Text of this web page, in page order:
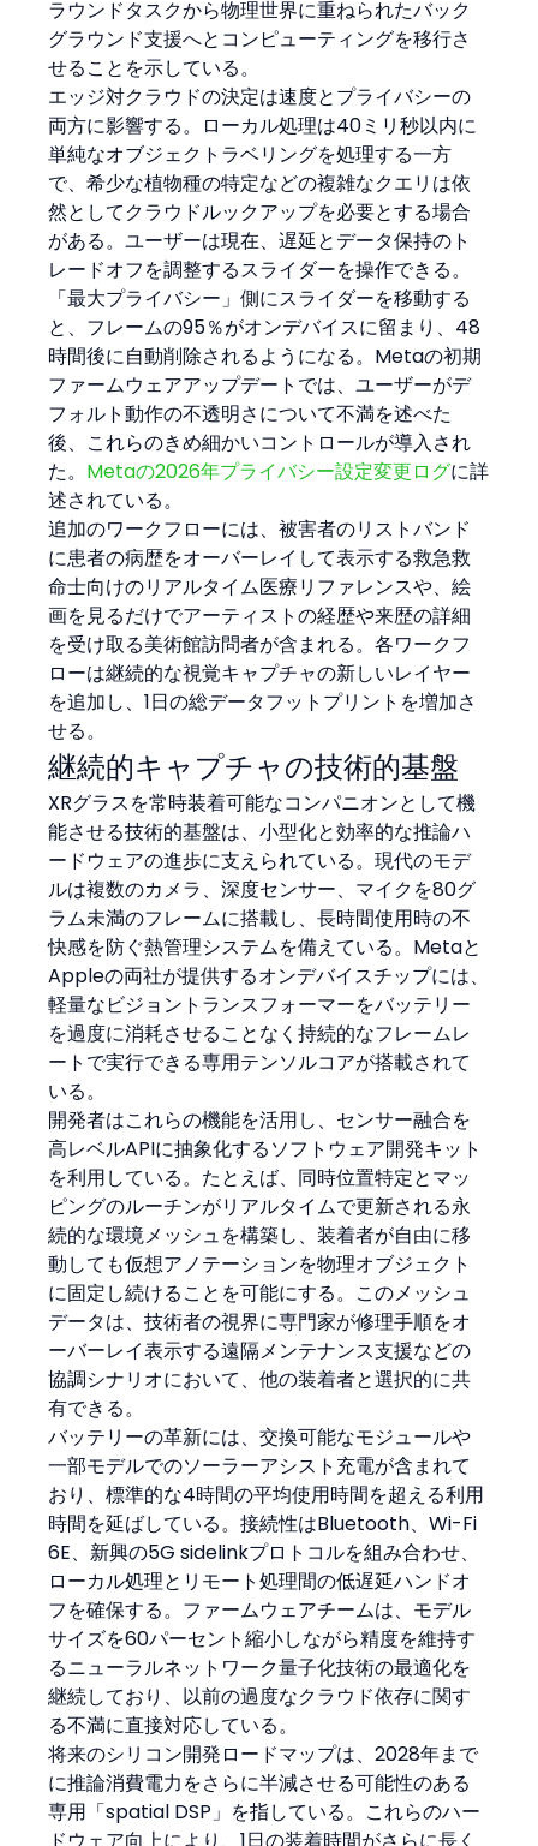
ラウンドタスクから物理世界に重ねられたバック
グラウンド支援へとコンピューティングを移行さ
せることを示している。
エッジ対クラウドの決定は速度とプライバシーの
両方に影響する。ローカル処理は40ミリ秒以内に
単純なオブジェクトラベリングを処理する一方
で、希少な植物種の特定などの複雑なクエリは依
然としてクラウドルックアップを必要とする場合
がある。ユーザーは現在、遅延とデータ保持のト
レードオフを調整するスライダーを操作できる。
「最大プライバシー」側にスライダーを移動する
と、フレームの95％がオンデバイスに留まり、48
時間後に自動削除されるようになる。Metaの初期
ファームウェアアップデートでは、ユーザーがデ
フォルト動作の不透明さについて不満を述べた
後、これらのきめ細かいコントロールが導入され
た。 Metaの2026年プライバシー設定変更ログに詳
述されている。
追加のワークフローには、被害者のリストバンド
に患者の病歴をオーバーレイして表示する救急救
命士向けのリアルタイム医療リファレンスや、絵
画を見るだけでアーティストの経歴や来歴の詳細
を受け取る美術館訪問者が含まれる。各ワークフ
ローは継続的な視覚キャプチャの新しいレイヤー
を追加し、1日の総データフットプリントを増加さ
せる。
継続的キャプチャの技術的基盤
XRグラスを常時装着可能なコンパニオンとして機
能させる技術的基盤は、小型化と効率的な推論ハ
ードウェアの進歩に支えられている。現代のモデ
ルは複数のカメラ、深度センサー、マイクを80グ
ラム未満のフレームに搭載し、長時間使用時の不
快感を防ぐ熱管理システムを備えている。Metaと
Appleの両社が提供するオンデバイスチップには、
軽量なビジョントランスフォーマーをバッテリー
を過度に消耗させることなく持続的なフレームレ
ートで実行できる専用テンソルコアが搭載されて
いる。
開発者はこれらの機能を活用し、センサー融合を
高レベルAPIに抽象化するソフトウェア開発キット
を利用している。たとえば、同時位置特定とマッ
ピングのルーチンがリアルタイムで更新される永
続的な環境メッシュを構築し、装着者が自由に移
動しても仮想アノテーションを物理オブジェクト
に固定し続けることを可能にする。このメッシュ
データは、技術者の視界に専門家が修理手順をオ
ーバーレイ表示する遠隔メンテナンス支援などの
協調シナリオにおいて、他の装着者と選択的に共
有できる。
バッテリーの革新には、交換可能なモジュールや
一部モデルでのソーラーアシスト充電が含まれて
おり、標準的な4時間の平均使用時間を超える利用
時間を延ばしている。接続性はBluetooth、Wi-Fi
6E、新興の5G sidelinkプロトコルを組み合わせ、
ローカル処理とリモート処理間の低遅延ハンドオ
フを確保する。ファームウェアチームは、モデル
サイズを60パーセント縮小しながら精度を維持す
るニューラルネットワーク量子化技術の最適化を
継続しており、以前の過度なクラウド依存に関す
る不満に直接対応している。
将来のシリコン開発ロードマップは、2028年まで
に推論消費電力をさらに半減させる可能性のある
専用「spatial DSP」を指している。これらのハー
ドウェア向上により、1日の装着時間がさらに長く